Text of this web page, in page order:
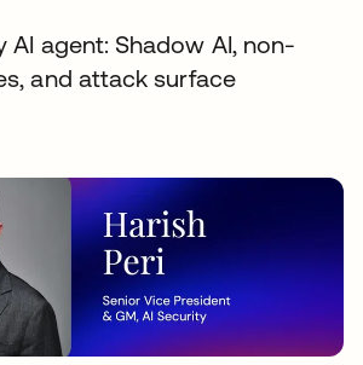
AI agent: Shadow AI, non-
and attack surface